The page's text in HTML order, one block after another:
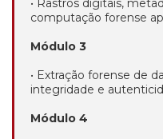
• Rastros digitais,
computação forense
Módulo 3
• Extração forense de
integridade e
Módulo 4